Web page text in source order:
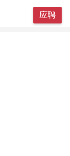
应聘